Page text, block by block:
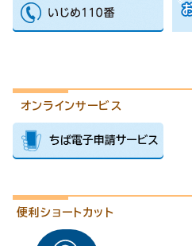
オンラインサービス
便利ショートカット